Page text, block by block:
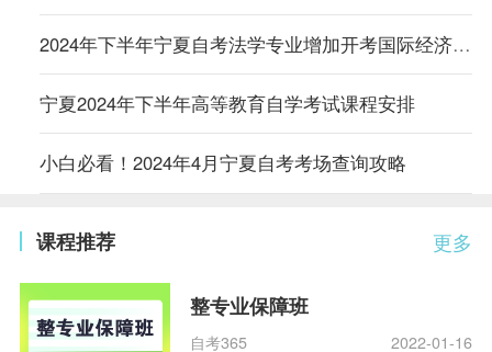
2024年下半年宁夏自考法学专业增加开考国际经济法劳动和社会保障法2门课程的通告
宁夏2024年下半年高等教育自学考试课程安排
小白必看！2024年4月宁夏自考考场查询攻略
更多
课程推荐
整专业保障班
自考365 2022-01-16